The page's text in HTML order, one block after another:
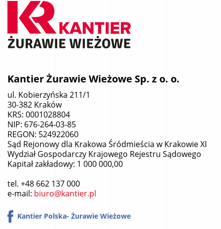
Kantier Żurawie Wieżowe Sp. z o. o.
ul. Kobierzyńska 211/1
30-382 Kraków
KRS: 0001028804
NIP: 676-264-03-85
REGON: 524922060
Sąd Rejonowy dla Krakowa Śródmieścia w Krakowie XI
Wydział Gospodarczy Krajowego Rejestru Sądowego
Kapitał zakładowy: 1 000 000,00
tel. +48 662 137 000
e-mail: biuro@kantier.pl
Kantier Polska- Żurawie Wieżowe